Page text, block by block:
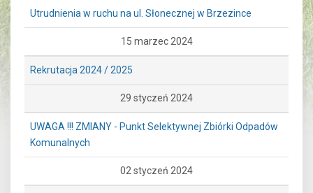
Utrudnienia w ruchu na ul. Słonecznej w Brzezince
15 marzec 2024
Rekrutacja 2024 / 2025
29 styczeń 2024
UWAGA !!! ZMIANY - Punkt Selektywnej Zbiórki Odpadów
Komunalnych
02 styczeń 2024